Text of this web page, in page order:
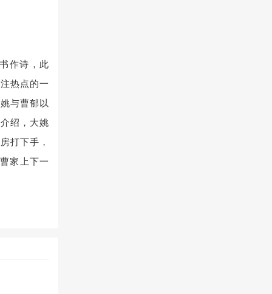
作诗，此
热点的一
与曹郁以
绍，大姚
打下手，
家上下一